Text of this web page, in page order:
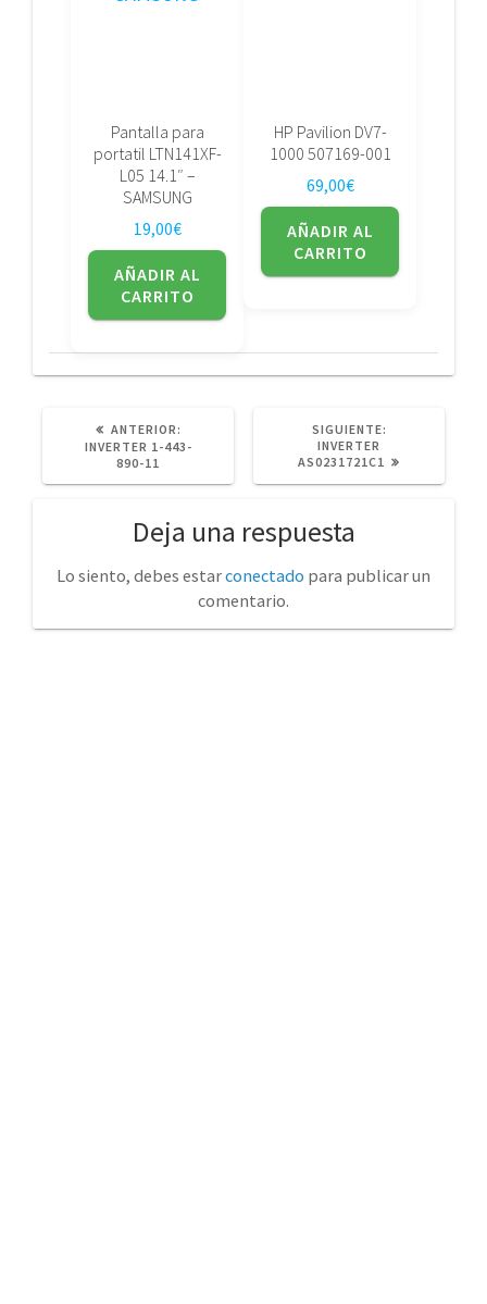
Pantalla para
portatil LTN141XF-
L05 14.1″ –
SAMSUNG
19,00€
AÑADIR AL
CARRITO
HP Pavilion DV7-
1000 507169-001
69,00€
AÑADIR AL
CARRITO
ANTERIOR:
ANTERIOR:
INVERTER 1-443-
890-11
SIGUIENTE:
INVERTER
AS0231721C1
Deja una respuesta
Lo siento, debes estarconectado para publicar un
comentario.